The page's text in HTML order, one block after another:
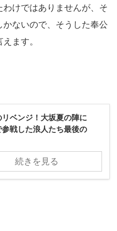
けではありませんが、そ
ないので、そうした奉公
ます。
ベンジ！大坂夏の陣に
参戦した浪人たち最後の
続きを見る